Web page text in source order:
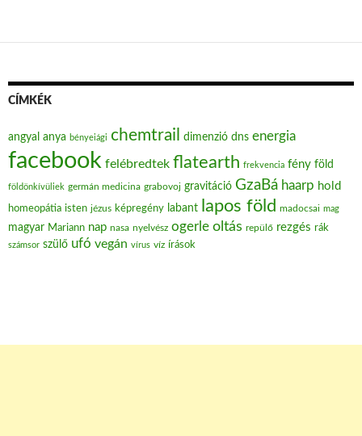
CÍMKÉK
angyal anya bényeiági chemtrail dimenzió dns energia
facebook felébredtek flatearth frekvencia fény föld
földönkívüliek germán medicina grabovoj gravitáció GzaBá haarp hold
homeopátia isten jézus képregény labant lapos föld madocsai mag
magyar Mariann nap nasa nyelvész ogerle oltás repülő rezgés rák
számsor szülő ufó vegán vírus víz írások